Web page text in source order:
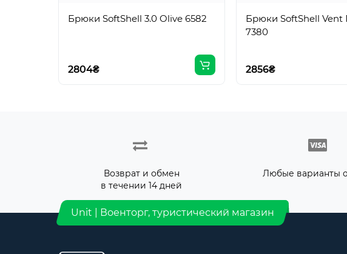
Брюки SoftShell 3.0 Olive 6582
2804₴
Брюки SoftShell Vent
7380
2856₴
Возврат и обмен
в течении 14 дней
Любые варианты
Unit | Военторг, туристический магазин